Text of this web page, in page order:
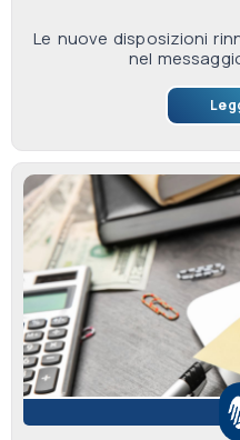
Le nuove disposizioni
nel